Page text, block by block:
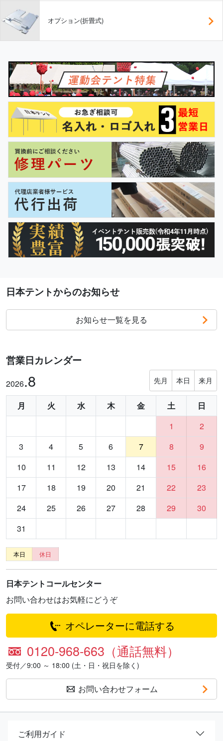
オプション(折畳式)
日本テントからのお知らせ
お知らせ一覧を見る
営業日カレンダー
2026.8 先月 本日 来月
月 火 水 木 金 土
日
1
2
3
4 5 6 7 8
9
10
11 12 13 14 15
16
17
18 19 20 21 22
23
24
25 26 27 28 29
30
31
本日 休日
日本テントコールセンター
お問い合わせはお気軽にどうぞ
オペレーターに電話する
0120-968-663（通話無料）
受付／9:00 ～ 18:00 (土・日・祝日を除く)
お問い合わせフォーム
ご利用ガイド